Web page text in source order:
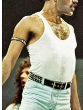
ल
टे
क्नॉ
लॉ
जी
ब्यू
टी